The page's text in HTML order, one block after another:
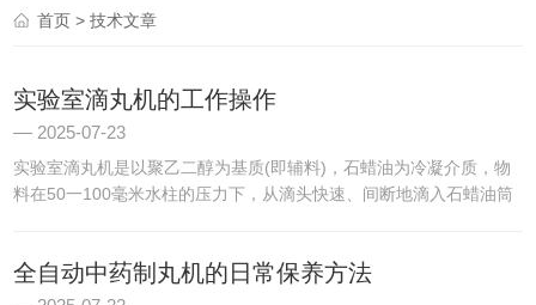
首页 > 技术文章
实验室滴丸机的工作操作
2025-07-23
实验室滴丸机是以聚乙二醇为基质(即辅料)，石蜡油为冷凝介质，物
料在50一100毫米水柱的压力下，从滴头快速、间断地滴入石蜡油筒
全自动中药制丸机的日常保养方法